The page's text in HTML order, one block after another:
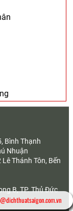
Bình Thạnh
Nhuận
Thánh Tôn, Bến
B, TP. Thủ Đức